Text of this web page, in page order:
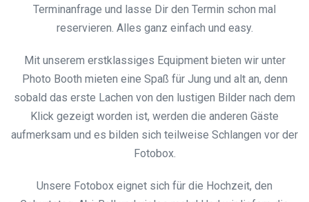
Terminanfrage und lasse Dir den Termin schon mal
reservieren. Alles ganz einfach und easy.
Mit unserem erstklassiges Equipment bieten wir unter
Photo Booth mieten eine Spaß für Jung und alt an, denn
sobald das erste Lachen von den lustigen Bilder nach dem
Klick gezeigt worden ist, werden die anderen Gäste
aufmerksam und es bilden sich teilweise Schlangen vor der
Fotobox.
Unsere Fotobox eignet sich für die Hochzeit, den